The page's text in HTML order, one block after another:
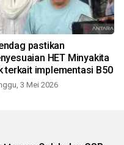
pastikan
HET Minyakita
terkait implementasi B50
3 Mei 2026